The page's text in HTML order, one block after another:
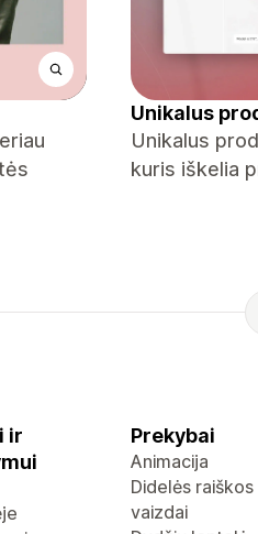
Unikalus
Unikalus
kuris iškelia
ir
Prekybai
Animacija
Didelės raiškos
vaizdai